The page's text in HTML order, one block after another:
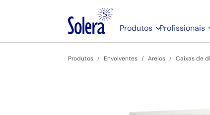
Produtos Profissionais
Produtos Envolventes Arelos Caixas de